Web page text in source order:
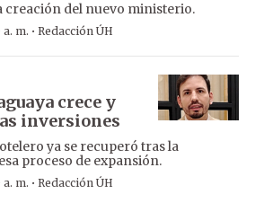
creación del nuevo ministerio.
m. · Redacción ÚH
crece y
inversiones
ya se recuperó tras la
proceso de expansión.
m. · Redacción ÚH